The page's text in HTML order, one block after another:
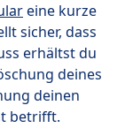
eine kurze
sicher, dass
erhältst du
deines
deinen
betrifft.